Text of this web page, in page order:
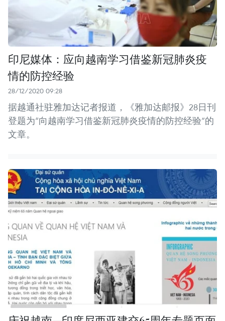
印尼媒体：应向越南学习借鉴新冠肺炎疫
情的防控经验
28/12/2020 09:28
据越通社驻雅加达记者报道，《雅加达邮报》28日刊
登题为“向越南学习借鉴新冠肺炎疫情的防控经验”的
文章。